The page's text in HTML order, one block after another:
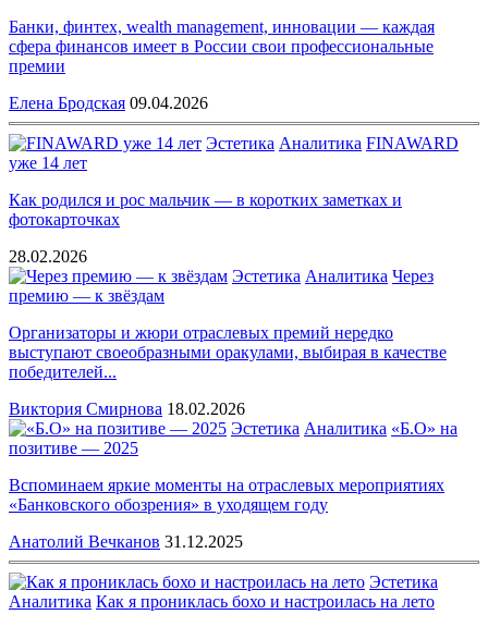
Банки, финтех, wealth management, инновации — каждая
сфера финансов имеет в России свои профессиональные
премии
Елена Бродская 09.04.2026
Эстетика Аналитика FINAWARD
уже 14 лет
Как родился и рос мальчик — в коротких заметках и
фотокарточках
28.02.2026
Эстетика Аналитика Через
премию — к звёздам
Организаторы и жюри отраслевых премий нередко
выступают своеобразными оракулами, выбирая в качестве
победителей...
Виктория Смирнова 18.02.2026
Эстетика Аналитика «Б.О» на
позитиве — 2025
Вспоминаем яркие моменты на отраслевых мероприятиях
«Банковского обозрения» в уходящем году
Анатолий Вечканов 31.12.2025
Эстетика
Аналитика Как я прониклась бохо и настроилась на лето